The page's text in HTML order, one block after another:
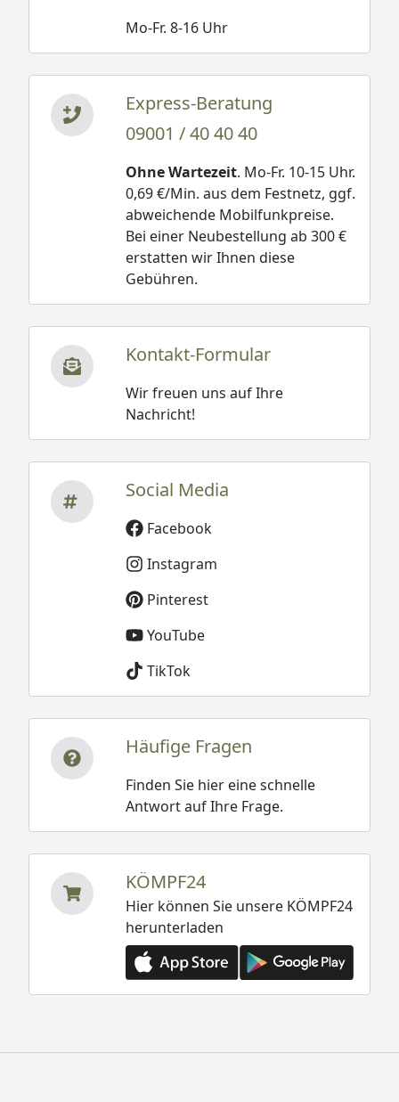
Mo-Fr. 8-16 Uhr
Express-Beratung
09001 / 40 40 40
Ohne Wartezeit. Mo-Fr. 10-15 Uhr.
0,69 €/Min. aus dem Festnetz, ggf.
abweichende Mobilfunkpreise.
Bei einer Neubestellung ab 300 €
erstatten wir Ihnen diese
Gebühren.
Kontakt-Formular
Wir freuen uns auf Ihre
Nachricht!
Social Media
Facebook
Instagram
Pinterest
YouTube
TikTok
Häufige Fragen
Finden Sie hier eine schnelle
Antwort auf Ihre Frage.
KÖMPF24
Hier können Sie unsere KÖMPF24
herunterladen